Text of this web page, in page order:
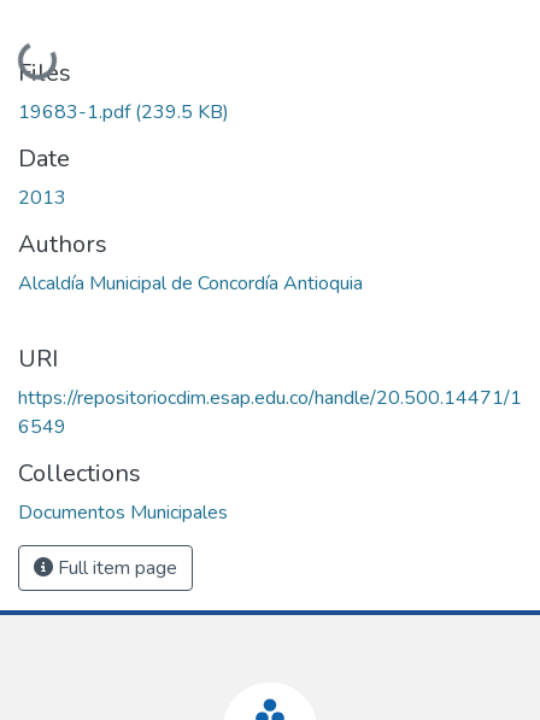
Loading...
Files
19683-1.pdf(239.5 KB)
Date
2013
Authors
Alcaldía Municipal de Concordía Antioquia
URI
https://repositoriocdim.esap.edu.co/handle/20.500.14471/1
6549
Collections
Documentos Municipales
Full item page